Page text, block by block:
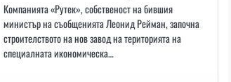
Компанията «Рутек», собственост на бившия
министър на съобщенията Леонид Рейман, започна
строителството на нов завод на територията на
специалната икономическа…